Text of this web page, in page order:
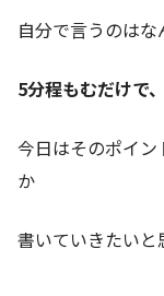
自分で言うのは
5分程もむだけで
今日はそのポイ
か
書いていきたいと